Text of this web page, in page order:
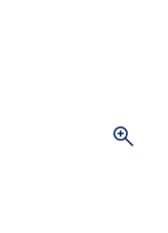
zoom_in